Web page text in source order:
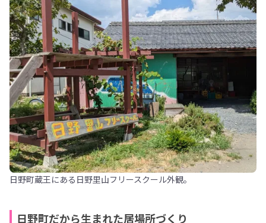
日野町蔵王にある日野里山フリースクール外観。
日野町だから生まれた居場所づくり